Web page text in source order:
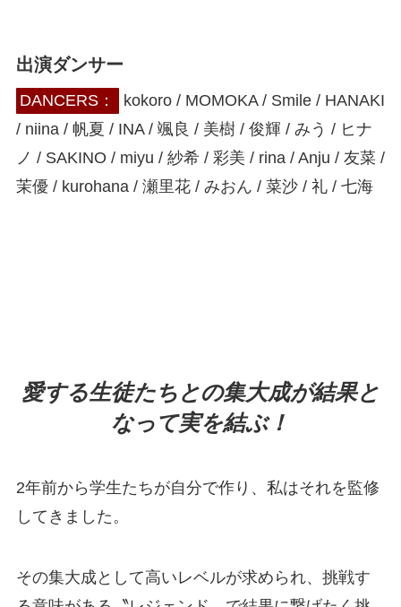
出演ダンサー
DANCERS：
kokoro / MOMOKA / Smile / HANAKI
/ niina / 帆夏 / INA / 颯良 / 美樹 / 俊輝 / みう / ヒナ
ノ / SAKINO / miyu / 紗希 / 彩美 / rina / Anju / 友菜 /
茉優 / kurohana / 瀬里花 / みおん / 菜沙 / 礼 / 七海
愛する生徒たちとの集大成が結果と
なって実を結ぶ！
2年前から学生たちが自分で作り、私はそれを監修
してきました。
その集大成として高いレベルが求められ、挑戦す